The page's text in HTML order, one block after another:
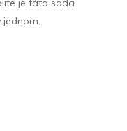
je táto sada
jednom.